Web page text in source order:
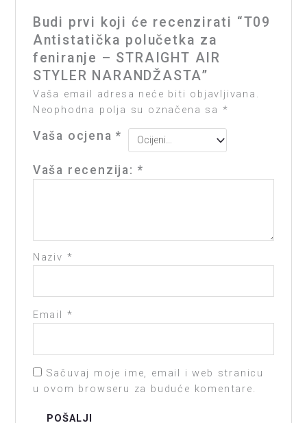
Budi prvi koji će recenzirati “T09
Antistatička polučetka za
feniranje – STRAIGHT AIR
STYLER NARANDŽASTA”
Vaša email adresa neće biti objavljivana.
Neophodna polja su označena sa *
Vaša ocjena*
Vaša recenzija: *
Naziv *
Email *
Sačuvaj moje ime, email i web stranicu
u ovom browseru za buduće komentare.